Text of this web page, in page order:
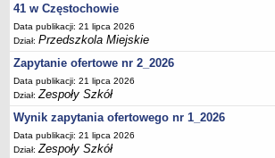
41 w Częstochowie
Data publikacji: 21 lipca 2026
Dział:Przedszkola Miejskie
Zapytanie ofertowe nr 2_2026
Data publikacji: 21 lipca 2026
Dział:Zespoły Szkół
Wynik zapytania ofertowego nr 1_2026
Data publikacji: 21 lipca 2026
Dział:Zespoły Szkół